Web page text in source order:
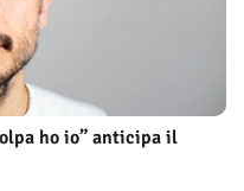
ho io” anticipa il